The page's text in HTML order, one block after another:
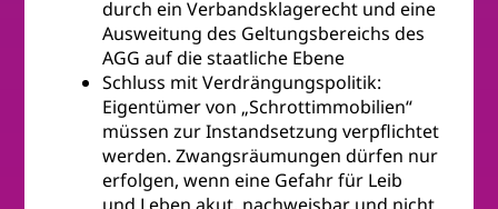
durch ein Verbandsklagerecht und eine
Ausweitung des Geltungsbereichs des
AGG auf die staatliche Ebene
Schluss mit Verdrängungspolitik:
Eigentümer von „Schrottimmobilien“
müssen zur Instandsetzung verpflichtet
werden. Zwangsräumungen dürfen nur
erfolgen, wenn eine Gefahr für Leib